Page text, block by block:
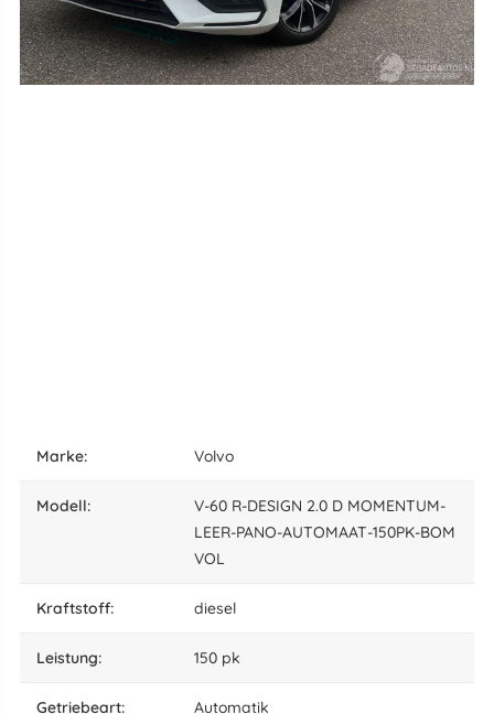
marke: Volvo
Modell:
V-60 R-DESIGN 2.0 D MOMENTUM-
LEER-PANO-AUTOMAAT-150PK-BOM
VOL
Kraftstoff: diesel
leistung: 150 pk
Getriebeart: Automatik